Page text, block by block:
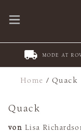
MODE AT
Home /Quack
Quack
von Lisa